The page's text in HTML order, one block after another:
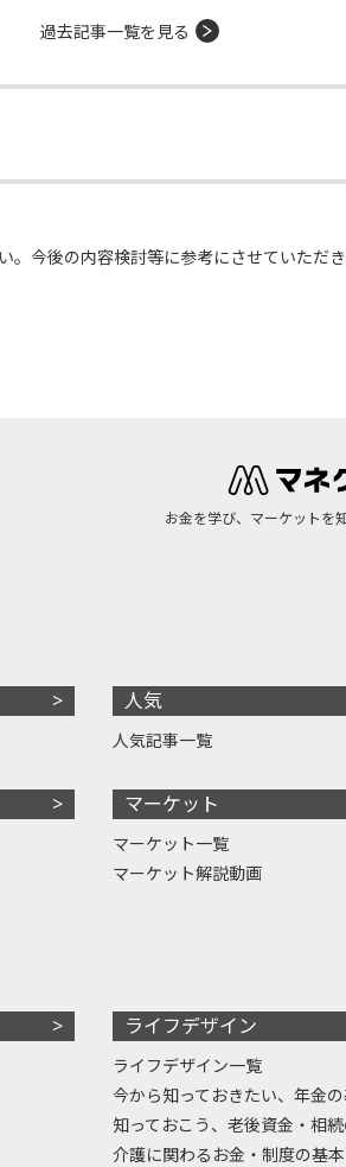
過去記事一覧を見る
今後の内容検討等に参考にさせていただき
お金を学び、マーケットを
人気
人気記事一覧
マーケット
マーケット一覧
マーケット解説動画
ライフデザイン
ライフデザイン一覧
今から知っておきたい、年金
知っておこう、老後資金・相
介護に関わるお金・制度の基本